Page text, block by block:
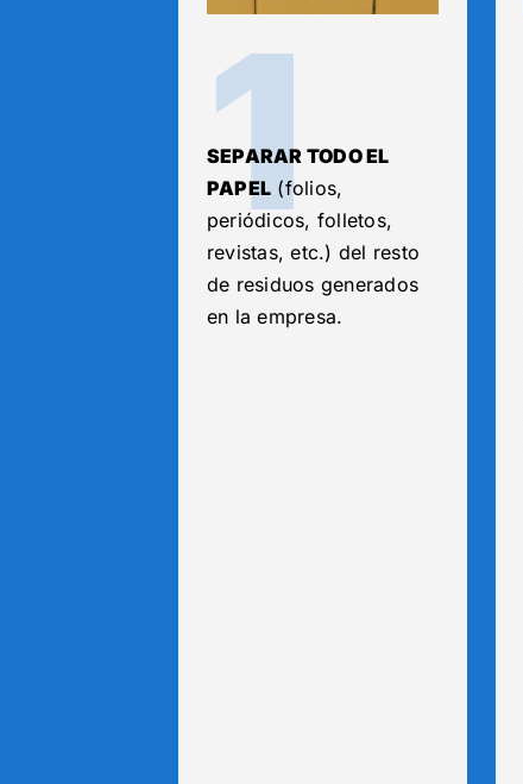
1
SEPARAR TODO EL
PAPEL (folios,
periódicos, folletos,
revistas, etc.) del resto
de residuos generados
en la empresa.